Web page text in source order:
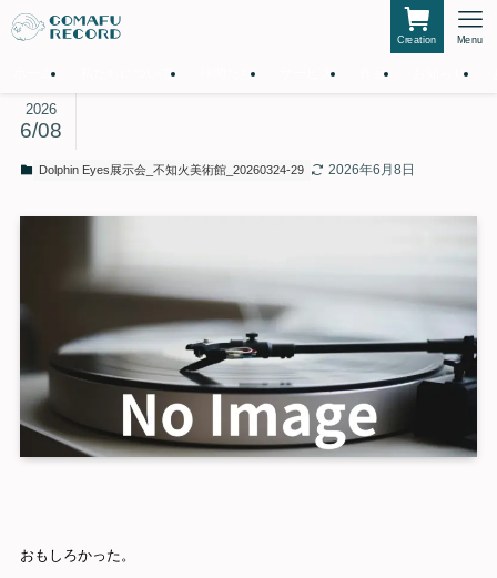
Creation Menu
ホーム 私たちについて 仲間たち サービス 作品 お知らせ
2026
6/08
Dolphin Eyes展示会_不知火美術館_20260324-29 2026年6月8日
おもしろかった。